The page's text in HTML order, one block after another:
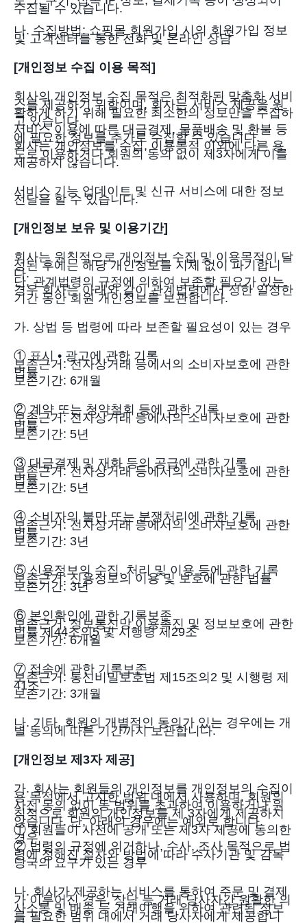
수집될 수 있습니다.
나. 수집방법: 쇼핑몰 회원가입 시의 회원가입 정보
및 고객센터를 통한 전화 및 온라인 상담
[개인정보 수집 이용 목적]
회사의 개인정보 수집 목적은 최적화된 맞춤화 서비
스를 제공하기 위함이며, 회사는 서비스 제공을 원
활하게 하기 위해 필요한 최소한의 정보만을 수집하
고 있습니다.
서비스 이용에 따른 대금결제, 물품배송 및 환불 등
에 필요한 정보를 추가로 수집할 수 있습니다.
회사는 개인정보를 수집, 이용목적 이외에 다른 용
도로 이용하거나 회원의 동의 없이 제3자에게 이를
제공하지 않습니다.
서비스 기능 업데이트 및 신규 서비스에 대한 정보
전달을 할 수 있습니다.
[개인정보 보유 및 이용기간]
회사는 원칙적으로 개인정보 수집 및 이용목적이 달
성된 후에는 해당 개인정보를 지체 없이 파기합니
다.
단, 관계법령의 규정에 의하여 보존할 필요가 있는
경우 회사는 아래와 같이 관계법령에서 정한 일정한
기간 동안 회원 개인정보를 보관합니다.
가. 상법 등 법령에 따라 보존할 필요성이 있는 경우
① 표시 • 광고에 관한 기록
보존근거: 전자상거래 등에서의 소비자보호에 관한
법률
보존기간: 6개월
② 계약 또는 청약철회 등에 관한 기록
보존근거: 전자상거래 등에서의 소비자보호에 관한
법률
보존기간: 5년
③ 대금결제 및 재화 등의 공급에 관한 기록
보존근거: 전자상거래 등에서의 소비자보호에 관한
법률
보존기간: 5년
④ 소비자의 불만 또는 분쟁처리에 관한 기록
보존근거: 전자상거래 등에서의 소비자보호에 관한
법률
보존기간: 3년
⑤ 신용정보의 수집, 처리 및 이용 등에 관한 기록
보존근거: 신용정보의 이용 및 보호에 관한 법률
보존기간: 3년
⑥ 본인확인에 관한 기록보존
보존근거: 정보통신망 이용촉진 및 정보보호에 관한
법률 제44조의5 및 시행령 제29조
보존기간: 6개월
⑦ 접속에 관한 기록보존
보존근거: 통신비밀보호법 제15조의2 및 시행령 제
41조
보존기간: 3개월
나. 기타, 회원의 개별적인 동의가 있는 경우에는 개
별 동의에 따른 기간까지 보관합니다.
[개인정보 제3자 제공]
가. 회사는 회원들의 개인정보를 개인정보의 수집이
용 목적에서 고지한 범위 내에서 사용하며, 회원의
사전 동의 없이 동 범위를 초과하여 이용하거나 원
칙적으로 회원의 개인정보를 제 3자에게 제공하지
않습니다. 단, 아래의 경우에는 예외로 합니다.
① 회원들이 사전에 공개 또는 제3자 제공에 동의한
경우
② 법령의 규정에 의거하나, 수사, 조사 목적으로 법
령에 정해진 절차와 방법에 따라 수사기관 및 감독
당국의 요구가 있는 경우
나. 회사가 제공하는 서비스를 통하여 주문 및 결제
가 이루어진 경우, 상담 등 거래 당사자간 원활한 의
사소통 및 배송 등 거래이행을 위하여 관련된 정보
를 필요한 범위 내에서 거래 당사자에게 제공합니